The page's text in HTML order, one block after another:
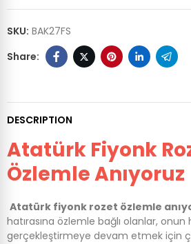
SKU: BAK27FS
DESCRIPTION
Atatürk Fiyonk
Özlemle Anıyoruz
Atatürk fiyonk rozet özlemle
hatırasına özlemle bağlı olanlar, onun
gerçekleştirmeye devam etmek için